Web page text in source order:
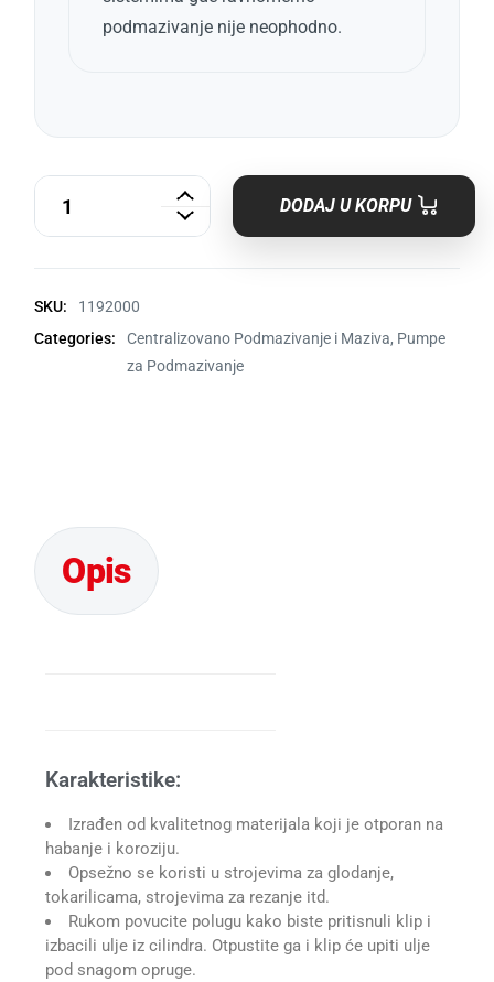
podmazivanje nije neophodno.
DODAJ U KORPU
SKU:
1192000
Categories:
Centralizovano Podmazivanje i Maziva, Pumpe
za Podmazivanje
Karakteristike:
Izrađen od kvalitetnog materijala koji je otporan na
habanje i koroziju.
Opsežno se koristi u strojevima za glodanje,
tokarilicama, strojevima za rezanje itd.
Rukom povucite polugu kako biste pritisnuli klip i
izbacili ulje iz cilindra. Otpustite ga i klip će upiti ulje
pod snagom opruge.